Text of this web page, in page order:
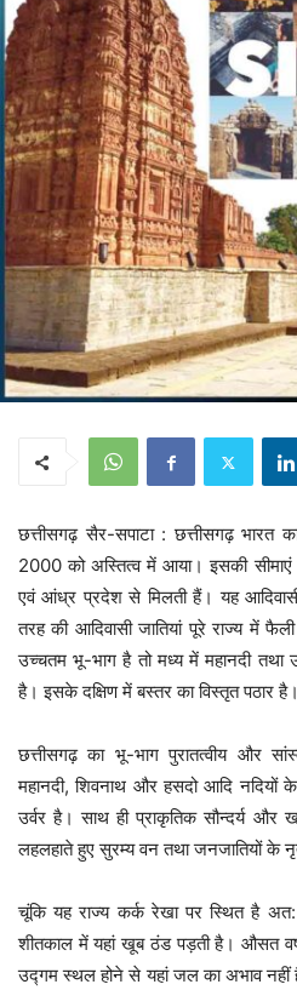
छत्तीसगढ़ सैर-सपाटा : छत्तीसगढ़ भारत
2000 को अस्तित्व में आया। इसकी सीमाएं
एवं आंध्र प्रदेश से मिलती हैं। यह
तरह की आदिवासी जातियां पूरे राज्य में
उच्चतम भू-भाग है तो मध्य में महानदी तथा
है। इसके दक्षिण में बस्तर का विस्तृत पठार है।
छत्तीसगढ़ का भू-भाग पुरातत्वीय और
महानदी, शिवनाथ और हसदो आदि
उर्वर है। साथ ही प्राकृतिक सौन्दर्य और
लहलहाते हुए सुरम्य वन तथा जनजातियों के
चूंकि यह राज्य कर्क रेखा पर स्थित है अत:
शीतकाल में यहां खूब ठंड पड़ती है। औसत
उद्गम स्थल होने से यहां जल का अभाव नहीं